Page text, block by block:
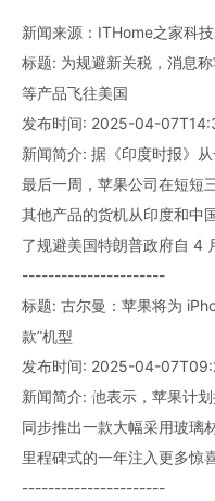
新闻来源：ITHome之家科
标题: 为规避新关税，消息
等产品飞往美国
发布时间: 2025-04-
新闻简介: 据《印度时报》
最后一周，苹果公司在短短
其他产品的货机从印度和中
了规避美国特朗普政府自 4
----------------------
标题: 古尔曼：苹果将为
款”机型
发布时间: 2025-04-
新闻简介: 他表示，苹果计
同步推出一款大幅采用玻璃
里程碑式的一年注入更多惊喜
----------------------